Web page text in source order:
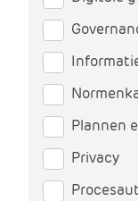
Plannen
Privacy